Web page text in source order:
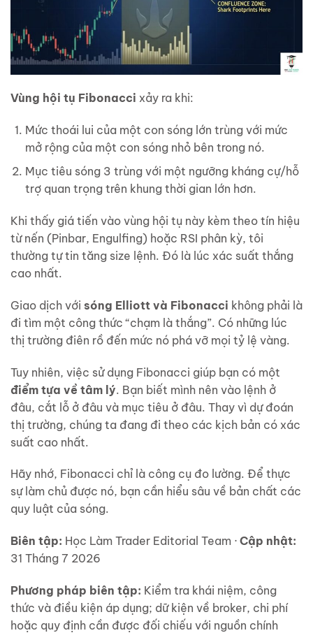
Vùng hội tụ Fibonacci xảy ra khi:
Mức thoái lui của một con sóng lớn trùng với mức
mở rộng của một con sóng nhỏ bên trong nó.
Mục tiêu sóng 3 trùng với một ngưỡng kháng cự/hỗ
trợ quan trọng trên khung thời gian lớn hơn.
Khi thấy giá tiến vào vùng hội tụ này kèm theo tín hiệu
từ nến (Pinbar, Engulfing) hoặc RSI phân kỳ, tôi
thường tự tin tăng size lệnh. Đó là lúc xác suất thắng
cao nhất.
Giao dịch với sóng Elliott và Fibonacci không phải là
đi tìm một công thức “chạm là thắng”. Có những lúc
thị trường điên rồ đến mức nó phá vỡ mọi tỷ lệ vàng.
Tuy nhiên, việc sử dụng Fibonacci giúp bạn có một
điểm tựa về tâm lý. Bạn biết mình nên vào lệnh ở
đâu, cắt lỗ ở đâu và mục tiêu ở đâu. Thay vì dự đoán
thị trường, chúng ta đang đi theo các kịch bản có xác
suất cao nhất.
Hãy nhớ, Fibonacci chỉ là công cụ đo lường. Để thực
sự làm chủ được nó, bạn cần hiểu sâu về bản chất các
quy luật của sóng.
Biên tập: Học Làm Trader Editorial Team · Cập nhật:
31 Tháng 7 2026
Phương pháp biên tập: Kiểm tra khái niệm, công
thức và điều kiện áp dụng; dữ kiện về broker, chi phí
hoặc quy định cần được đối chiếu với nguồn chính